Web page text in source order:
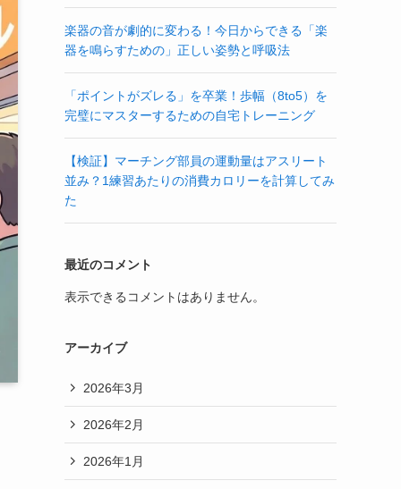
楽器の音が劇的に変わる！今日からできる「楽
器を鳴らすための」正しい姿勢と呼吸法
「ポイントがズレる」を卒業！歩幅（8to5）を
完璧にマスターするための自宅トレーニング
【検証】マーチング部員の運動量はアスリート
並み？1練習あたりの消費カロリーを計算してみ
た
最近のコメント
表示できるコメントはありません。
アーカイブ
2026年3月
2026年2月
2026年1月